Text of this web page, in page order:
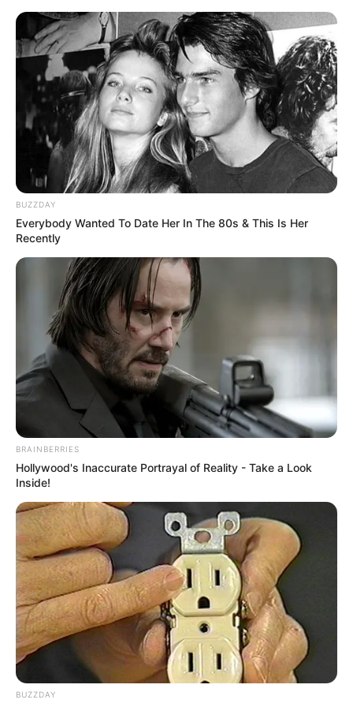
Superbohaterowie Marvela#19:
Punisher - prezentacja komiksu
Mateusz Zaczyk 13 września 2017 Aktualności
Do kiosków trafił dziewiętnasty numer komiksowej kolekcji
Superbohaterowie Marvela, czyli
Punisher. Komiks będzie
dostępny w sprzedaży przez dwa tygodnie aż do premiery
kolejnego tomu, którym będzie
Nick Fury.
BUZZDAY
Everybody Wanted To Date Her In The 80s & This Is Her
Recently
BRAINBERRIES
Hollywood's Inaccurate Portrayal of Reality - Take a Look
Inside!
BUZZDAY